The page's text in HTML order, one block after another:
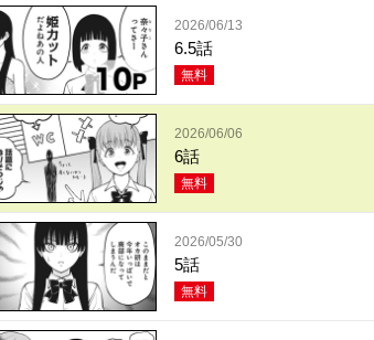
2026/06/13
6.5話
無料
2026/06/06
6話
無料
2026/05/30
5話
無料